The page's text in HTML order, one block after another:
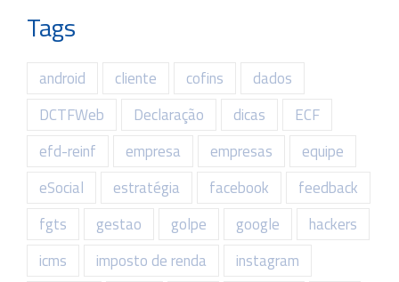
Tags
android cliente cofins
dados
DCTFWeb
Declaração dicas
ECF
efd-reinf
empresa empresas
equipe
eSocial
estratégia facebook
feedback
fgts
gestao golpe google
hackers
icms
imposto de renda
instagram